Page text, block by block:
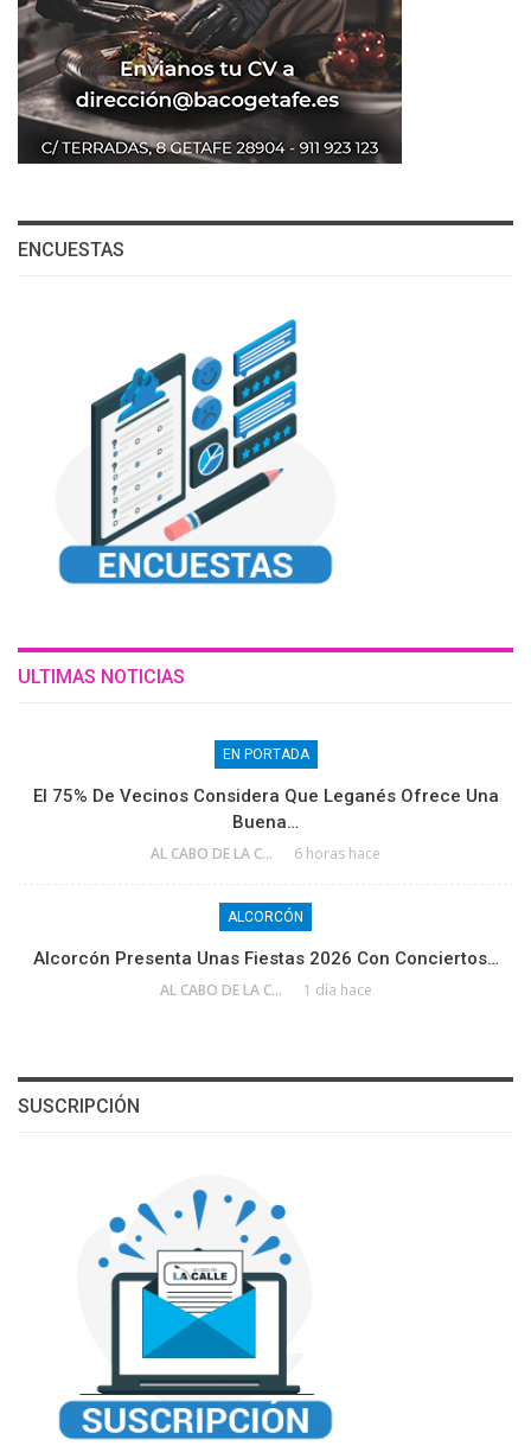
ENCUESTAS
ULTIMAS NOTICIAS
EN PORTADA
El 75% De Vecinos Considera Que Leganés Ofrece Una
Buena…
AL CABO DE LA CALLE 6 horas hace
ALCORCÓN
Alcorcón Presenta Unas Fiestas 2026 Con Conciertos…
AL CABO DE LA CALLE 1 día hace
SUSCRIPCIÓN